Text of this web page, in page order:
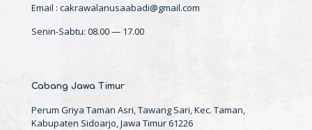
Email : cakrawalanusaabadi@gmail.com
Senin-Sabtu: 08.00 — 17.00
Cabang Jawa Timur
Perum Griya Taman Asri, Tawang Sari, Kec. Taman,
Kabupaten Sidoarjo, Jawa Timur 61226